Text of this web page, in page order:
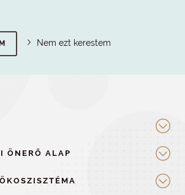
Nem ezt kerestem
ÖNERŐ ALAP